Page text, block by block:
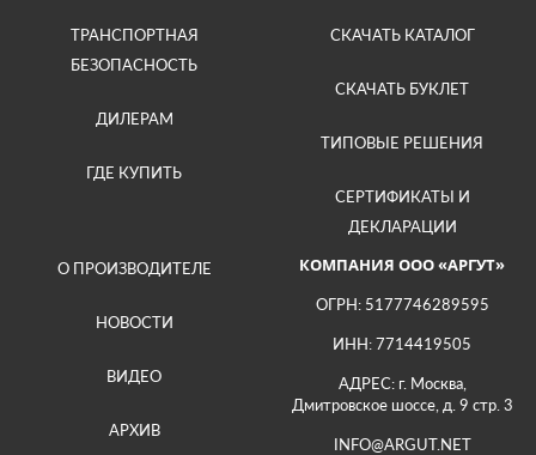
ТРАНСПОРТНАЯ
БЕЗОПАСНОСТЬ
ДИЛЕРАМ
ГДЕ КУПИТЬ
СКАЧАТЬ КАТАЛОГ
СКАЧАТЬ БУКЛЕТ
ТИПОВЫЕ РЕШЕНИЯ
СЕРТИФИКАТЫ И
ДЕКЛАРАЦИИ
О ПРОИЗВОДИТЕЛЕ
НОВОСТИ
ВИДЕО
АРХИВ
КОМПАНИЯ ООО «АРГУТ»
ОГРН: 5177746289595
ИНН: 7714419505
АДРЕС: г. Москва,
Дмитровское шоссе, д. 9 стр. 3
INFO@ARGUT.NET